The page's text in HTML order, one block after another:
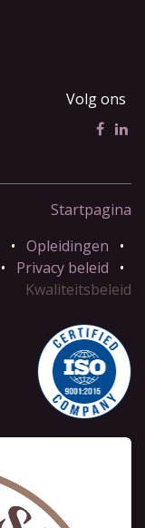
Volg ons
Startpagina
• Opleidingen
•
• Privacy beleid
•
Kwaliteitsbeleid